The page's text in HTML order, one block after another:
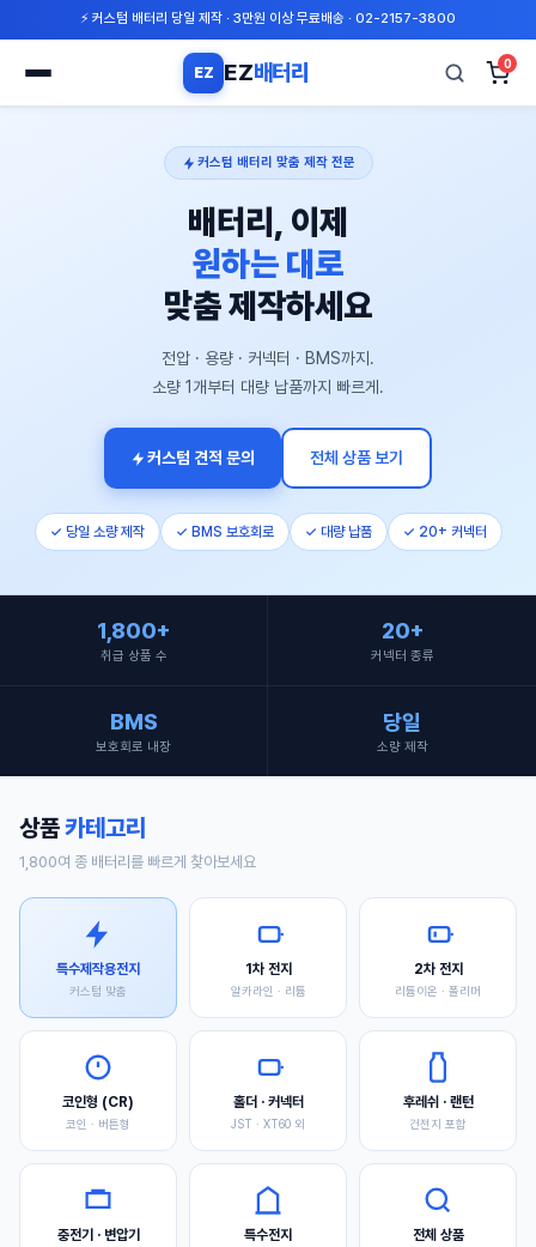
⚡ 커스텀 배터리 당일 제작 · 3만원 이상 무료배송 · 02-2157-3800
EZ EZ배터리 0
커스텀 배터리 맞춤 제작 전문
배터리, 이제
원하는 대로
맞춤 제작하세요
전압 · 용량 · 커넥터 · BMS까지.
소량 1개부터 대량 납품까지 빠르게.
커스텀 견적 문의 전체 상품 보기
✓ 당일 소량 제작 ✓ BMS 보호회로 ✓ 대량 납품 ✓ 20+ 커넥터
1,800+
취급 상품 수
20+
커넥터 종류
BMS
보호회로 내장
당일
소량 제작
상품카테고리
1,800여 종 배터리를 빠르게 찾아보세요
특수제작용전지
커스텀 맞춤
1차 전지
알카라인 · 리튬
2차 전지
리튬이온 · 폴리머
코인형 (CR)
코인 · 버튼형
홀더 · 커넥터
JST · XT60 외
후레쉬 · 랜턴
건전지 포함
충전기 · 변압기 특수전지 전체 상품